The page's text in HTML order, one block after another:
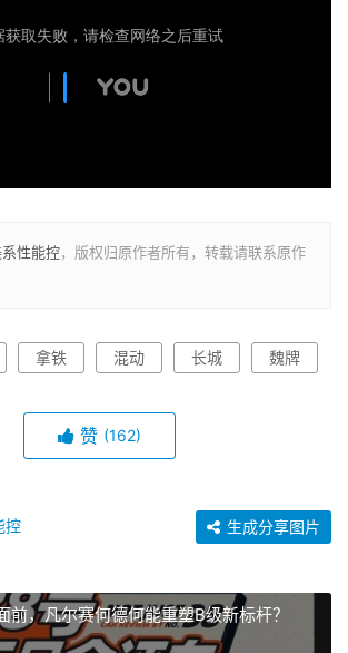
性能控，版权归原作者所有，转载请联系原作
拿铁 混动 长城 魏牌
赞 (162)
控 生成分享图片
前，凡尔赛何德何能重塑B级新标杆？